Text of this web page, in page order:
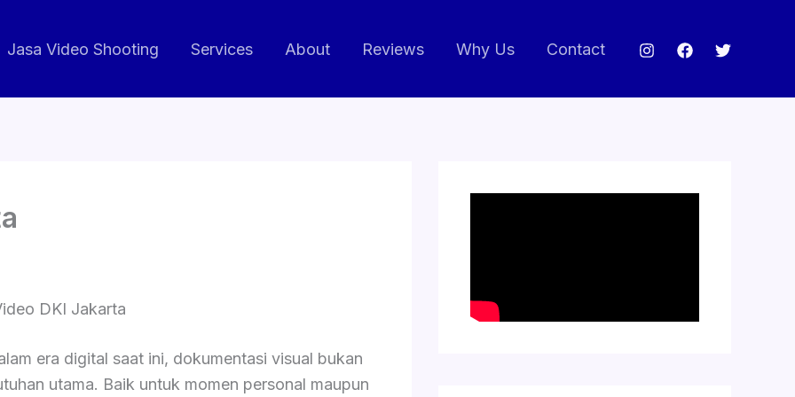
Jasa Video Shooting Services About Reviews Why Us Contact
DKI Jakarta
era digital saat ini, dokumentasi visual bukan
utama. Baik untuk momen personal maupun